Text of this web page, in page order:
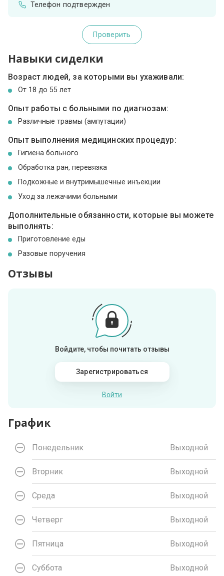
Телефон подтвержден
Проверить
Навыки сиделки
Возраст людей, за которыми вы ухаживали:
От 18 до 55 лет
Опыт работы с больными по диагнозам:
Различные травмы (ампутации)
Опыт выполнения медицинских процедур:
Гигиена больного
Обработка ран, перевязка
Подкожные и внутримышечные инъекции
Уход за лежачими больными
Дополнительные обязанности, которые вы можете
выполнять:
Приготовление еды
Разовые поручения
Отзывы
Войдите, чтобы почитать отзывы
Зарегистрироваться
Войти
График
Понедельник Выходной
Вторник Выходной
Среда Выходной
Четверг Выходной
Пятница Выходной
Суббота Выходной